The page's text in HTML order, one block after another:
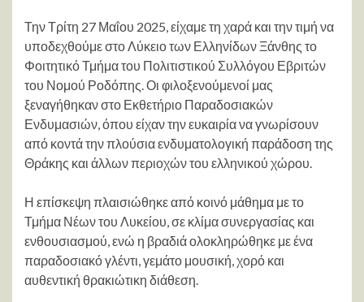
Την Τρίτη 27 Μαΐου 2025, είχαμε τη χαρά και την τιμή να
υποδεχθούμε στο Λύκειο των Ελληνίδων Ξάνθης το
Φοιτητικό Τμήμα του Πολιτιστικού Συλλόγου Εβριτών
του Νομού Ροδόπης. Οι φιλοξενούμενοί μας
ξεναγήθηκαν στο Εκθετήριο Παραδοσιακών
Ενδυμασιών, όπου είχαν την ευκαιρία να γνωρίσουν
από κοντά την πλούσια ενδυματολογική παράδοση της
Θράκης και άλλων περιοχών του ελληνικού χώρου.
Η επίσκεψη πλαισιώθηκε από κοινό μάθημα με το
Τμήμα Νέων του Λυκείου, σε κλίμα συνεργασίας και
ενθουσιασμού, ενώ η βραδιά ολοκληρώθηκε με ένα
παραδοσιακό γλέντι, γεμάτο μουσική, χορό και
αυθεντική θρακιώτικη διάθεση.